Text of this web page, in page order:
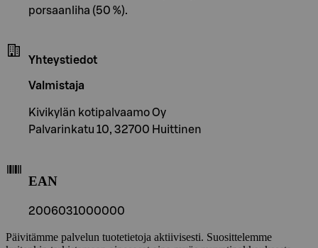
porsaanliha (50 %).
Yhteystiedot
Valmistaja
Kivikylän kotipalvaamo Oy
Palvarinkatu 10, 32700 Huittinen
EAN
2006031000000
Päivitämme palvelun tuotetietoja aktiivisesti. Suosittelemme